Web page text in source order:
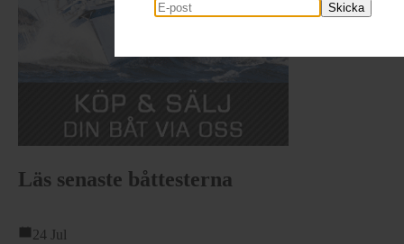
Läs senaste båttesterna
24 Jul
Skicka